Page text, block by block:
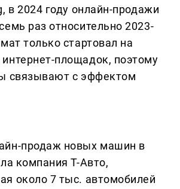
в 2024 году онлайн-продажи
раз относительно 2023-
только стартовал на
площадок, поэтому
связывают с эффектом
продаж новых машин в
компания Т-Авто,
около 7 тыс. автомобилей